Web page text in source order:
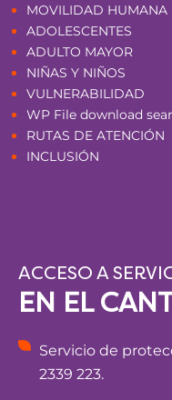
MOVILIDAD HUMANA
ADOLESCENTES
ADULTO MAYOR
NIÑAS Y NIÑOS
VULNERABILIDAD
WP File download
RUTAS DE ATENCIÓN
INCLUSIÓN
ACCESO A
EN EL
Servicio de
2339 223.